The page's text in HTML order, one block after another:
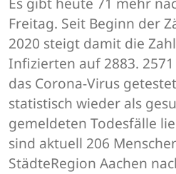
Freitag. Seit Beginn der
2020 steigt damit die
Infizierten auf 2883.
das Corona-Virus
statistisch wieder als
gemeldeten Todesfälle
sind aktuell 206
StädteRegion Aachen